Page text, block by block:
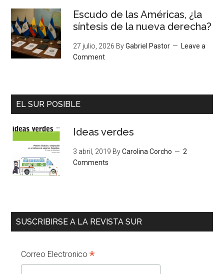
Escudo de las Américas, ¿la
síntesis de la nueva derecha?
27 julio, 2026 ByGabriel Pastor
Leave a
Comment
EL SUR POSIBLE
Ideas verdes
3 abril, 2019 ByCarolina Corcho
2
Comments
SUSCRIBIRSE A LA REVISTA SUR
Correo Electronico*